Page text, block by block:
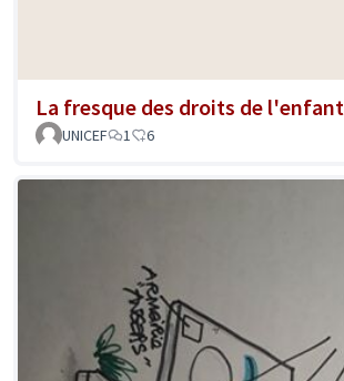
La fresque des droits de l'enfant
UNICEF
1 6